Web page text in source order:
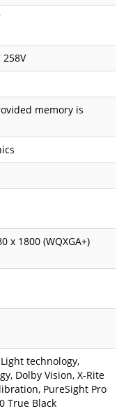
memory is
x 1800 (WQXGA+)
technology,
Dolby Vision, X-Rite
PureSight Pro
True Black